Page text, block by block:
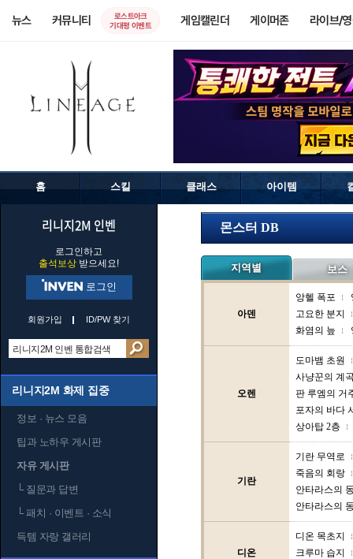
뉴스 커뮤니티
로스트아크
기대평 이벤트
게임캘린더 게이머존 라이브/
홈 스킬 클래스 아이템
리니지2M 인벤
로그인하고
출석보상 받으세요!
로그인
회원가입 ID/PW 찾기
리니지2M 화제 집중
정보 · 뉴스 모음
팁과 노하우 게시판
자유 게시판
└질문과 답변
└패치 · 이벤트 · 소식
득템 자랑 갤러리
몬스터 DB
지역별 보스
아덴
앙헬 폭포
고요한 분지
화염의 늪
오렌
도마뱀 초원
사냥꾼의 계
판 루엠의 거
포자의 바다
상아탑 2층
기란
기란 무역로
죽음의 회랑
안타라스의
안타라스의
디온
디온 목초지
크루마 습지